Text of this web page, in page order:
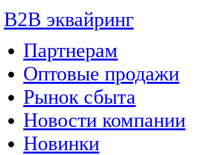
B2B эквайринг
Партнерам
Оптовые продажи
Рынок сбыта
Новости компании
Новинки